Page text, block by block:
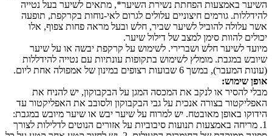
השיער באמצעות הפחתת נשירת השיער*, מתאים לשיער בעל נטייה
להידללות. גורמים חיצוניים עלולים לגרום לאי-נוחות בקרקפת, תופעה
אשר עלולה להוביל לשיער שביר, חלש ובעל מראה פחות צפוף, אלו
יכולים להוות סימן למצב של דילול שיער.
מיועד לשיער חלש ושברירי. לשימוש על קרקפת יבשה או על שיער
שיובש במגבת. מומלץ לשימוש בתקופות עונתיות עם נטייה להידללות
(עונות המעבר), במשך 6 שבועות רצופים במינון של אמפולה אחת ליום.
אופן שימוש:
מבלי להסיר או לנקב את המכסה המגן על הבקבוקון, יש להניח את
האפליקטור בצורה אנכית על גבי הבקבוקון ולסובב את האפליקטור עד
הידוקו באופן מאובטח. יש למרוח על שיער יבש או שיער מיובש במגבת:
1. מריחה באמצעות תנועות סיבוביות על אזורים הנוטים לדלילות לצורך